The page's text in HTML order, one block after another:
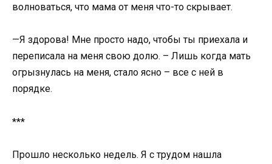
волноваться, что мама от меня что-то скрывает.
—Я здорова! Мне просто надо, чтобы ты приехала и
переписала на меня свою долю. – Лишь когда мать
огрызнулась на меня, стало ясно – все с ней в
порядке.
***
Прошло несколько недель. Я с трудом нашла